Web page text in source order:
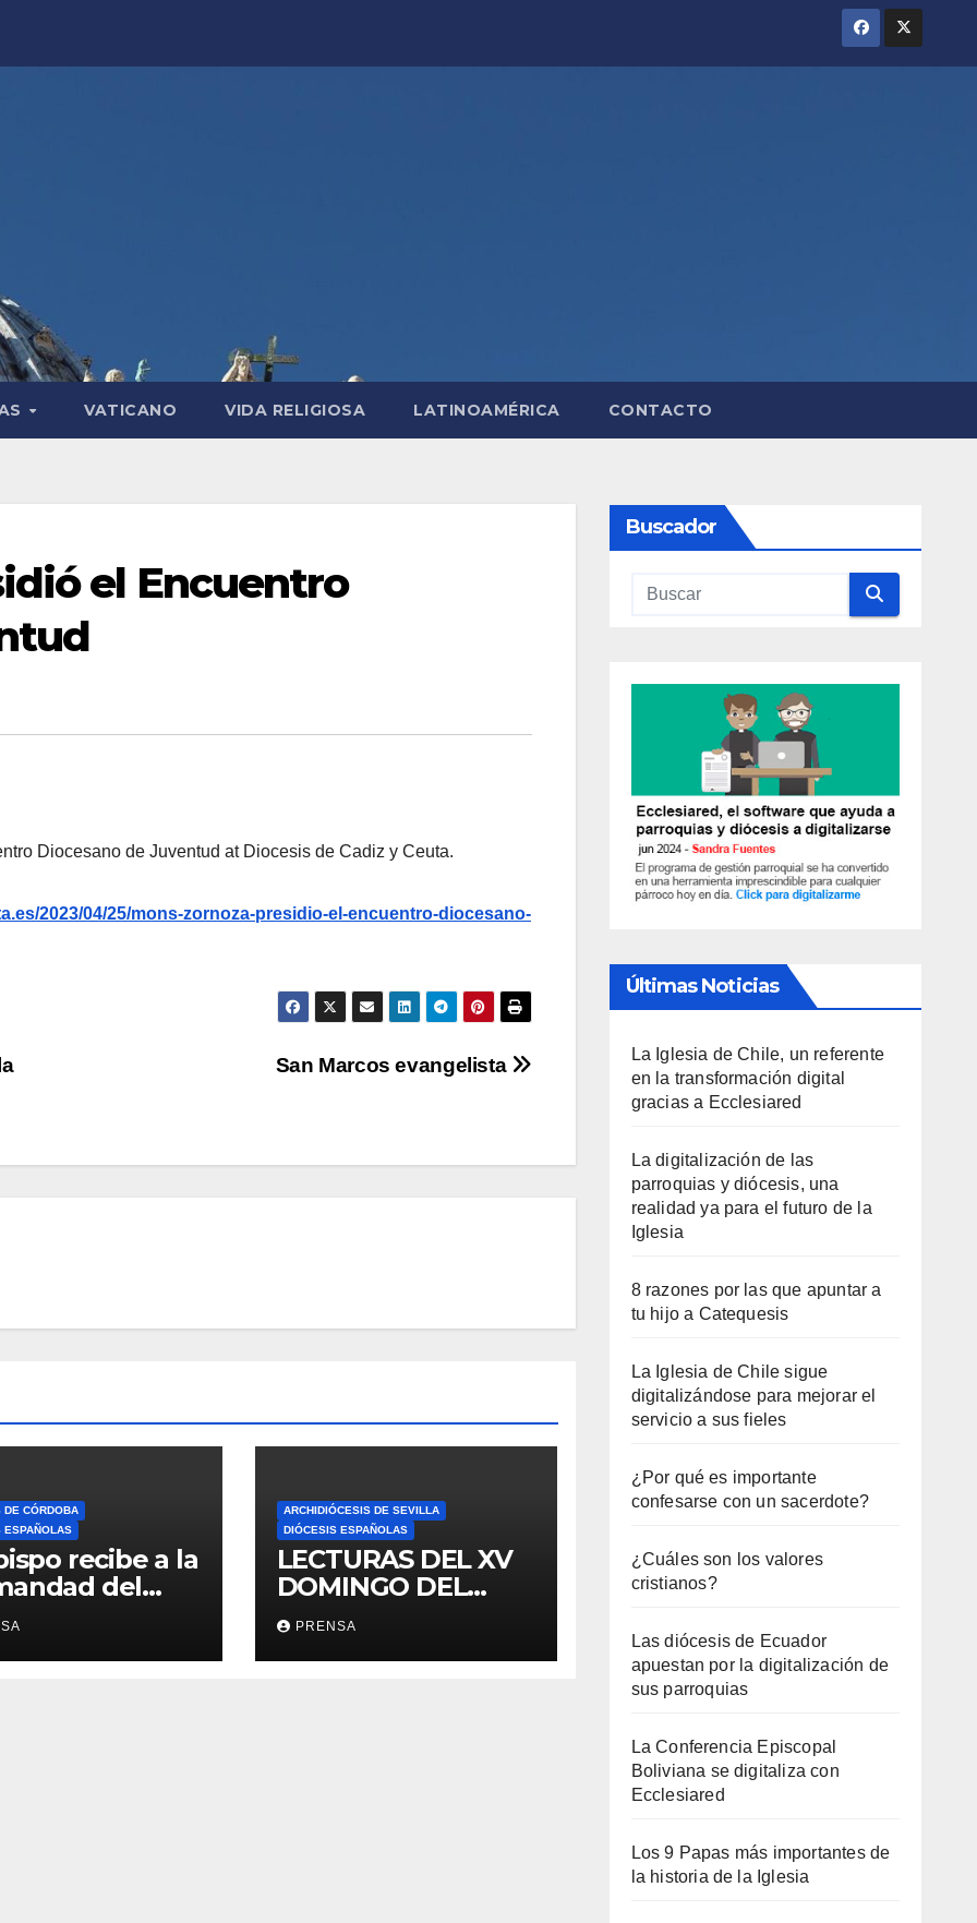
VATICANO VIDA RELIGIOSA LATINOAMÉRICA CONTACTO
el Encuentro
Diocesano de Juventud at Diocesis de Cadiz y Ceuta.
2023/04/25/mons-zornoza-presidio-el-encuentro-diocesano-
San Marcos evangelista
DE CÓRDOBA
ESPAÑOLAS
recibe a la
del
ARCHIDIÓCESIS DE SEVILLA
DIÓCESIS ESPAÑOLAS
LECTURAS DEL XV
DOMINGO DEL
TIEMPO
ORDINARIO (A)
PRENSA
Buscador
Últimas Noticias
La Iglesia de Chile, un referente
en la transformación digital
gracias a Ecclesiared
La digitalización de las
parroquias y diócesis, una
realidad ya para el futuro de la
Iglesia
8 razones por las que apuntar a
tu hijo a Catequesis
La Iglesia de Chile sigue
digitalizándose para mejorar el
servicio a sus fieles
¿Por qué es importante
confesarse con un sacerdote?
¿Cuáles son los valores
cristianos?
Las diócesis de Ecuador
apuestan por la digitalización de
sus parroquias
La Conferencia Episcopal
Boliviana se digitaliza con
Ecclesiared
Los 9 Papas más importantes de
la historia de la Iglesia